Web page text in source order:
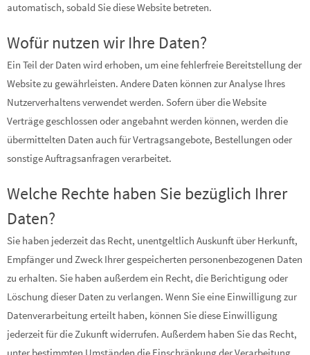
automatisch, sobald Sie diese Website betreten.
Wofür nutzen wir Ihre Daten?
Ein Teil der Daten wird erhoben, um eine fehlerfreie Bereitstellung der
Website zu gewährleisten. Andere Daten können zur Analyse Ihres
Nutzerverhaltens verwendet werden. Sofern über die Website
Verträge geschlossen oder angebahnt werden können, werden die
übermittelten Daten auch für Vertragsangebote, Bestellungen oder
sonstige Auftragsanfragen verarbeitet.
Welche Rechte haben Sie bezüglich Ihrer
Daten?
Sie haben jederzeit das Recht, unentgeltlich Auskunft über Herkunft,
Empfänger und Zweck Ihrer gespeicherten personenbezogenen Daten
zu erhalten. Sie haben außerdem ein Recht, die Berichtigung oder
Löschung dieser Daten zu verlangen. Wenn Sie eine Einwilligung zur
Datenverarbeitung erteilt haben, können Sie diese Einwilligung
jederzeit für die Zukunft widerrufen. Außerdem haben Sie das Recht,